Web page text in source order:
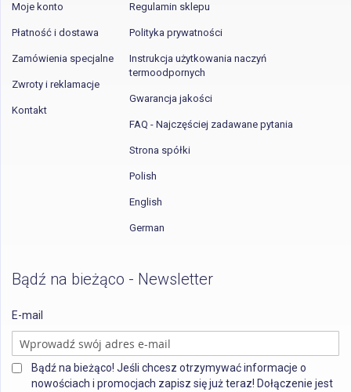
Moje konto
Płatność i dostawa
Zamówienia specjalne
Zwroty i reklamacje
Kontakt
Regulamin sklepu
Polityka prywatności
Instrukcja użytkowania naczyń
termoodpornych
Gwarancja jakości
FAQ - Najczęściej zadawane pytania
Strona spółki
Polish
English
German
Bądź na bieżąco - Newsletter
E-mail
Bądź na bieżąco! Jeśli chcesz otrzymywać informacje o
nowościach i promocjach zapisz się już teraz! Dołączenie jest